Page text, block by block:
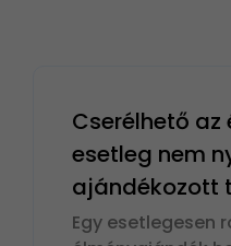
Cserélhető az
esetleg nem
ajándékozott
Egy esetlegesen